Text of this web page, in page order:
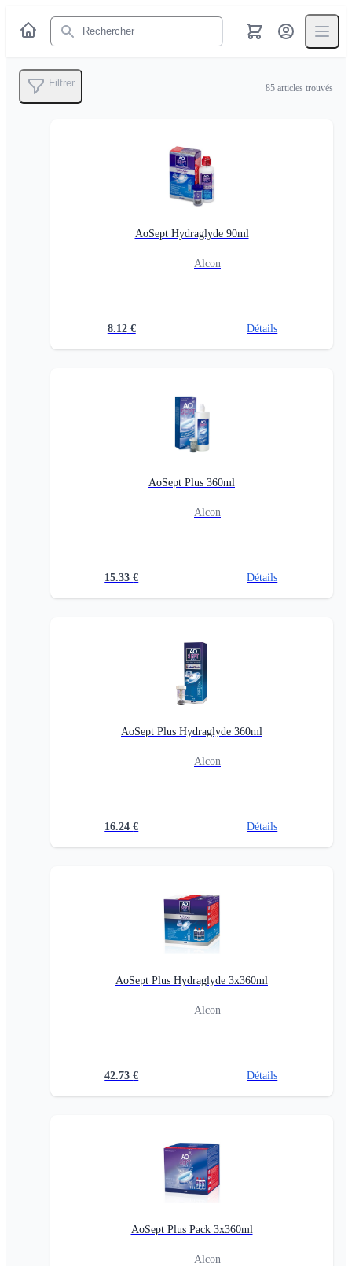
Rechercher
Filtrer 85 articles trouvés
AoSept Hydraglyde 90ml
Alcon
8.12 € Détails
AoSept Plus 360ml
Alcon
15.33 € Détails
AoSept Plus Hydraglyde 360ml
Alcon
16.24 € Détails
AoSept Plus Hydraglyde 3x360ml
Alcon
42.73 € Détails
AoSept Plus Pack 3x360ml
Alcon